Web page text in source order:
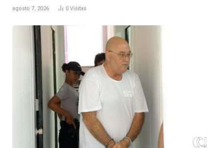
agosto 7, 2026 0 Visitas